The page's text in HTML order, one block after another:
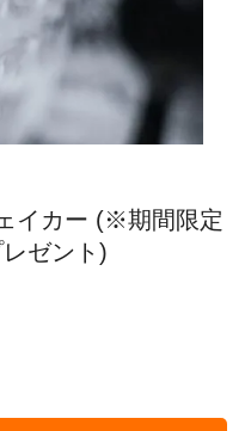
イカー (※期間限定
ゼント)